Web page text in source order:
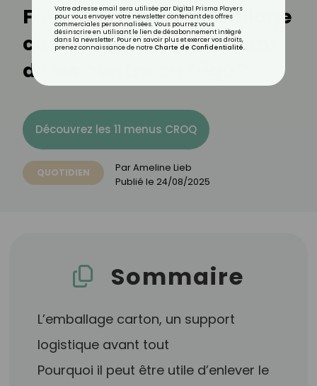
Faut-il enlever l’emballage
carton des yaourts avant
de les mettre au frigo ?
Découvrez les 11 menus CROQ
QUOTIDIEN ParAmeline Lieb
Publié le 24/08/2025
Sommaire
L’emballage carton, un support
logistique avant tout
Pourquoi il peut être utile d’enlever le
Votre adresse email sera utilisée par Digital Prisma Players
pour vous envoyer votre newsletter contenant des offres
commerciales personnalisées. Vous pourrez vous
désinscrire en utilisant le lien de désabonnement intégré
dans la newsletter. Pour en savoir plus et exercer vos droits,
prenez connaissance de notre Charte de Confidentialité.